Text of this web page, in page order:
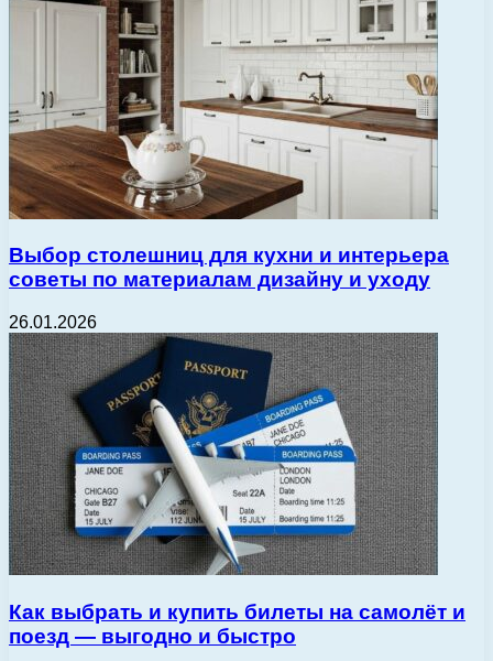
Выбор столешниц для кухни и интерьера
советы по материалам дизайну и уходу
26.01.2026
Как выбрать и купить билеты на самолёт и
поезд — выгодно и быстро